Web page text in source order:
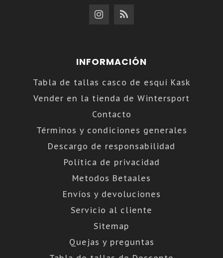
INFORMACIÓN
Tabla de tallas casco de esquí Kask
Vender en la tienda de Wintersport
Contacto
Términos y condiciones generales
Descargo de responsabilidad
Política de privacidad
Metodos Betaales
Envíos y devoluciones
Servicio al cliente
Sitemap
Quejas y preguntas